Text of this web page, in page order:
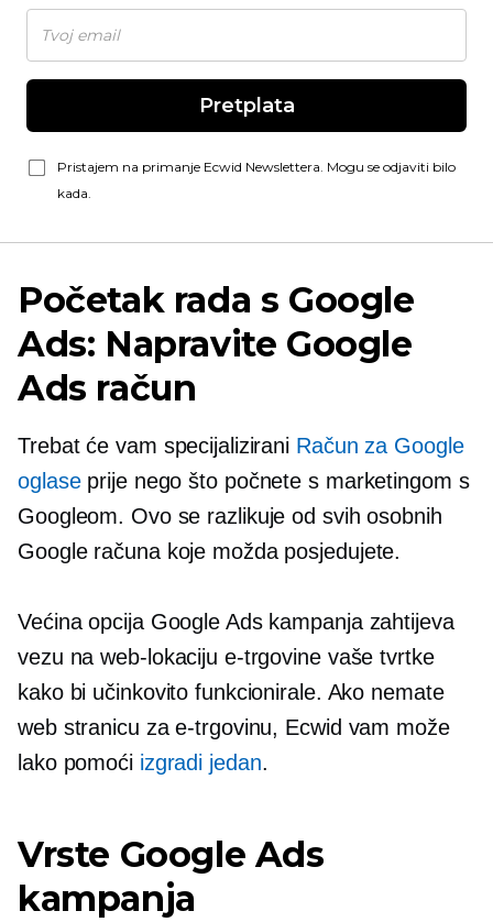
Pretplata
Pristajem na primanje Ecwid Newslettera. Mogu se odjaviti bilo
kada.
Početak rada s Google
Ads: Napravite Google
Ads račun
Trebat će vam specijalizirani Račun za Google
oglaseprije nego što počnete s marketingom s
Googleom. Ovo se razlikuje od svih osobnih
Google računa koje možda posjedujete.
Većina opcija Google Ads kampanja zahtijeva
vezu na web-lokaciju e-trgovine vaše tvrtke
kako bi učinkovito funkcionirale. Ako nemate
web stranicu za e-trgovinu, Ecwid vam može
lako pomoći izgradi jedan.
Vrste Google Ads
kampanja